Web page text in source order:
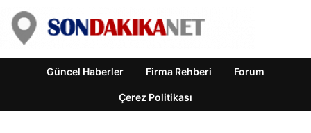
Güncel Haberler Firma Rehberi Forum
Çerez Politikası